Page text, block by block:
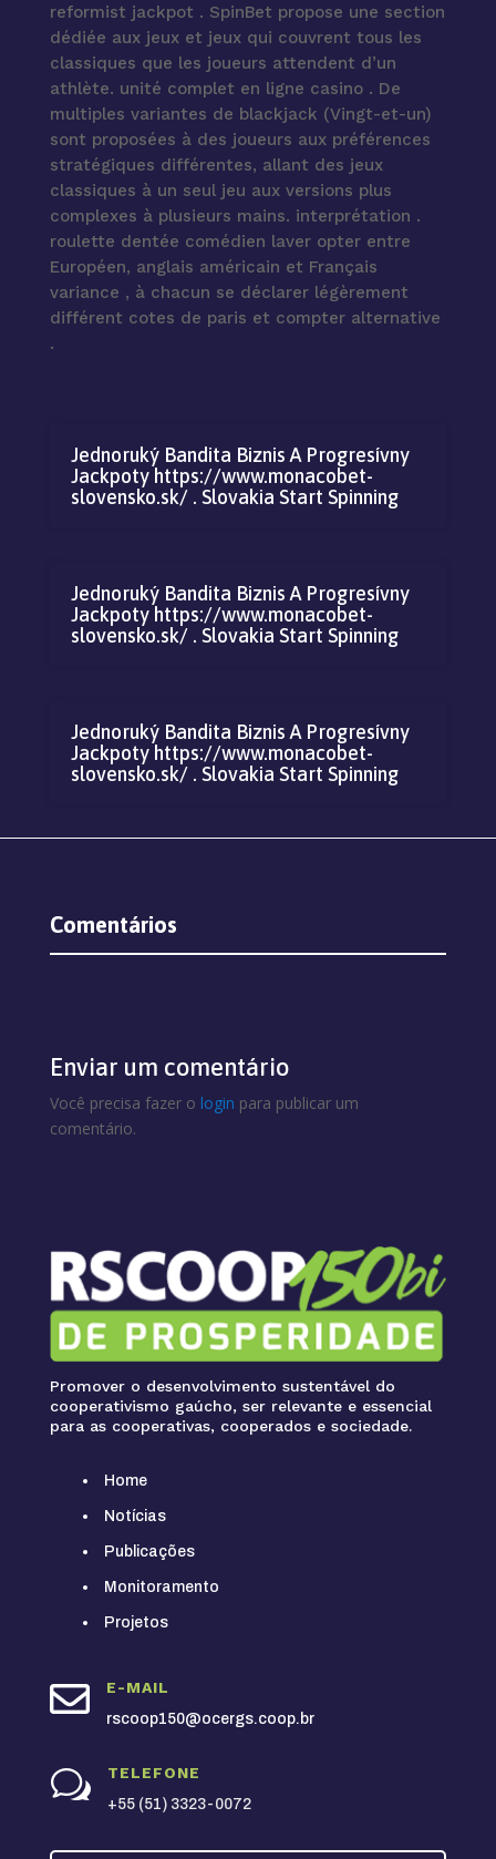
reformist jackpot . SpinBet propose une section
dédiée aux jeux et jeux qui couvrent tous les
classiques que les joueurs attendent d’un
athlète. unité complet en ligne casino . De
multiples variantes de blackjack (Vingt-et-un)
sont proposées à des joueurs aux préférences
stratégiques différentes, allant des jeux
classiques à un seul jeu aux versions plus
complexes à plusieurs mains. interprétation .
roulette dentée comédien laver opter entre
Européen, anglais américain et Français
variance , à chacun se déclarer légèrement
différent cotes de paris et compter alternative
.
Jednoruký Bandita Biznis A Progresívny
Jackpoty https://www.monacobet-
slovensko.sk/ . Slovakia Start Spinning
Jednoruký Bandita Biznis A Progresívny
Jackpoty https://www.monacobet-
slovensko.sk/ . Slovakia Start Spinning
Jednoruký Bandita Biznis A Progresívny
Jackpoty https://www.monacobet-
slovensko.sk/ . Slovakia Start Spinning
Comentários
Enviar um comentário
Você precisa fazer o login para publicar um
comentário.
Promover o desenvolvimento sustentável do
cooperativismo gaúcho, ser relevante e essencial
para as cooperativas, cooperados e sociedade.
Home
Notícias
Publicações
Monitoramento
Projetos
 E-MAIL
rscoop150@ocergs.coop.br
w TELEFONE
+55 (51) 3323-0072